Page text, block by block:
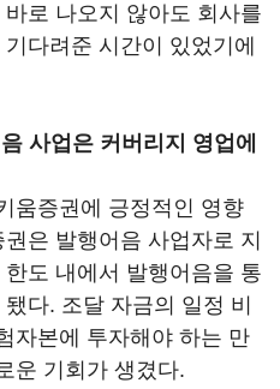
로 나오지 않아도 회사를
다려준 시간이 있었기에
사업은 커버리지 영업에
움증권에 긍정적인 영향
은 발행어음 사업자로 지
도 내에서 발행어음을 통
다. 조달 자금의 일정 비
자본에 투자해야 하는 만
운 기회가 생겼다.